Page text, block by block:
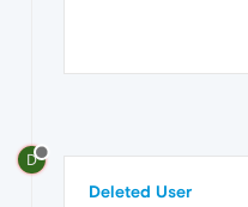
D
Deleted User